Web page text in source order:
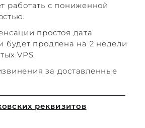
работать с пониженной
простоя дата
будет продлена на 2 недели
VPS.
за доставленные
реквизитов